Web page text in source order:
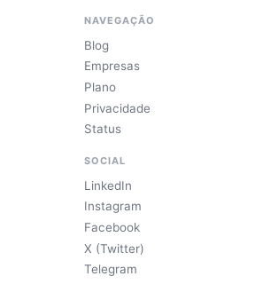
NAVEGAÇÃO
Blog
Empresas
Plano
Privacidade
Status
SOCIAL
LinkedIn
Instagram
Facebook
X (Twitter)
Telegram